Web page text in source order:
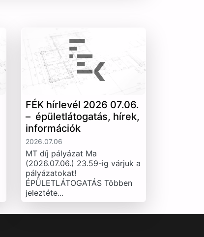
FÉK hírlevél 2026 07.06.
– épületlátogatás, hírek,
információk
2026.07.06
MT díj pályázat Ma
(2026.07.06.) 23.59-ig várjuk a
pályázatokat!
ÉPÜLETLÁTOGATÁS Többen
jeleztéte...